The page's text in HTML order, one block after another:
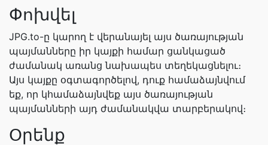
Փոխվել
JPG.to-ը կարող է վերանայել այս ծառայության
պայմանները իր կայքի համար ցանկացած
ժամանակ առանց նախապես տեղեկացնելու։
Այս կայքը օգտագործելով, դուք համաձայնվում
եք, որ կհամաձայնվեք այս ծառայության
պայմանների այդ ժամանակվա տարբերակով։
Օրենք